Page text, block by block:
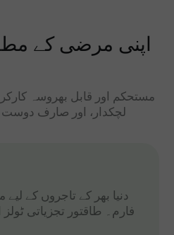
اپنی مرضی کے
مستحکم اور قابل بھروسہ
لچکدار، اور صارف دوست
دنیا بھر کے تاجروں کے
فارم۔ طاقتور تجزیاتی